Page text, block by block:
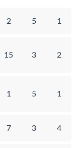
2 5 1
15 3 2
1 5 1
7 3 4